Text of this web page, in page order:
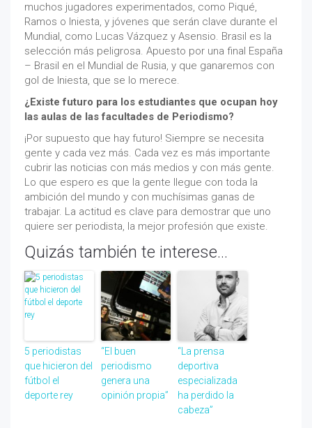
muchos jugadores experimentados, como Piqué,
Ramos o Iniesta, y jóvenes que serán clave durante el
Mundial, como Lucas Vázquez y Asensio. Brasil es la
selección más peligrosa. Apuesto por una final España
– Brasil en el Mundial de Rusia, y que ganaremos con
gol de Iniesta, que se lo merece.
¿Existe futuro para los estudiantes que ocupan hoy
las aulas de las facultades de Periodismo?
¡Por supuesto que hay futuro! Siempre se necesita
gente y cada vez más. Cada vez es más importante
cubrir las noticias con más medios y con más gente.
Lo que espero es que la gente llegue con toda la
ambición del mundo y con muchísimas ganas de
trabajar. La actitud es clave para demostrar que uno
quiere ser periodista, la mejor profesión que existe.
Quizás también te interese...
5 periodistas
que hicieron del
fútbol el
deporte rey
“El buen
periodismo
genera una
opinión propia”
“La prensa
deportiva
especializada
ha perdido la
cabeza”